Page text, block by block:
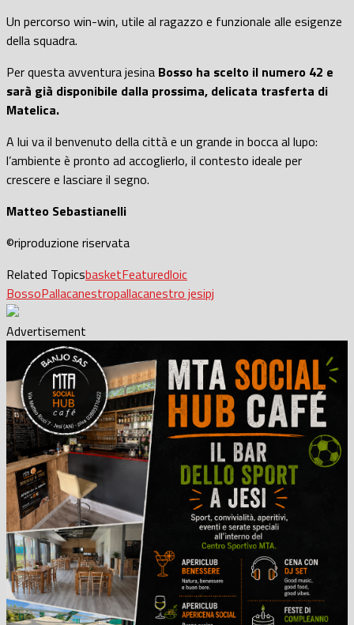
Un percorso win-win, utile al ragazzo e funzionale alle esigenze
della squadra.
Per questa avventura jesina Bosso ha scelto il numero 42 e
sarà già disponibile dalla prossima, delicata trasferta di
Matelica.
A lui va il benvenuto della città e un grande in bocca al lupo:
l’ambiente è pronto ad accoglierlo, il contesto ideale per
crescere e lasciare il segno.
Matteo Sebastianelli
©riproduzione riservata
Related TopicsbasketFeaturedloic
BossoPallacanestropallacanestro jesipj
Advertisement